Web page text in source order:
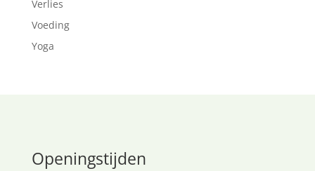
Verlies
Voeding
Yoga
Openingstijden